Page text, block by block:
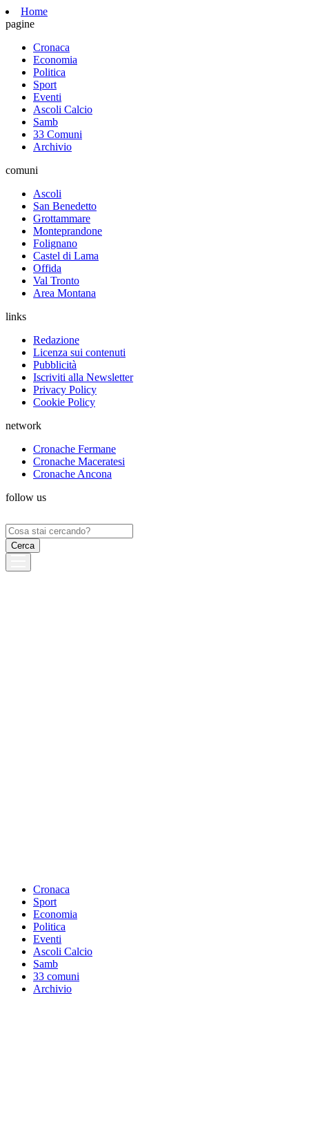
Home
pagine
Cronaca
Economia
Politica
Sport
Eventi
Ascoli Calcio
Samb
33 Comuni
Archivio
comuni
Ascoli
San Benedetto
Grottammare
Monteprandone
Folignano
Castel di Lama
Offida
Val Tronto
Area Montana
links
Redazione
Licenza sui contenuti
Pubblicità
Iscriviti alla Newsletter
Privacy Policy
Cookie Policy
network
Cronache Fermane
Cronache Maceratesi
Cronache Ancona
follow us
Ricerca
per:
Cronaca
Sport
Economia
Politica
Eventi
Ascoli Calcio
Samb
33 comuni
Archivio